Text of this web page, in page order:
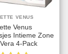
VENUS
Venus
Intieme Zone
4-Pack